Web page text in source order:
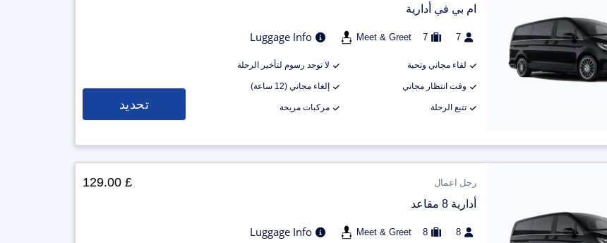
ام بي في أدارية
7
7
Meet & Greet
Luggage Info
لقاء مجاني وتحية لا توجد رسوم لتأخير الرحلة
وقت انتظار مجاني إلغاء مجاني (12 ساعة)
تتبع الرحلة مركبات مريحة تحديد
رجل اعمال
أدارية 8 مقاعد
8
8
Meet & Greet
Luggage Info
£ 129.00